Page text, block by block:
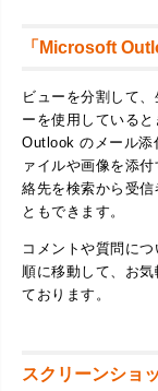
「Microsoft
ビューを分割して
ーを使用している
Outlook のメール添
ァイルや画像を添
絡先を検索から受
ともできます。
コメントや質問に
順に移動して、お
ております。
スクリーンショ